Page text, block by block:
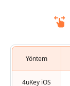
Yöntem
4uKey iOS